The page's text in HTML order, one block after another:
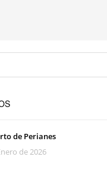
de Perianes
de 2026